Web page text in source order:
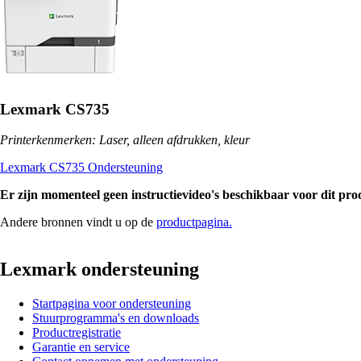
Lexmark CS735
Printerkenmerken: Laser, alleen afdrukken, kleur
Lexmark CS735 Ondersteuning
Er zijn momenteel geen instructievideo's beschikbaar voor dit
Andere bronnen vindt u op de productpagina.
Lexmark ondersteuning
Startpagina voor ondersteuning
Stuurprogramma's en downloads
Productregistratie
Garantie en service